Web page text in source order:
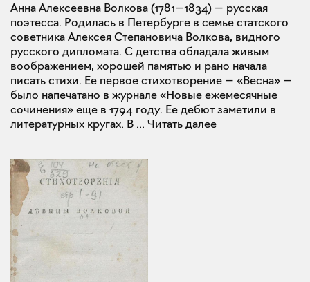
Анна Алексеевна Волкова (1781—1834) — русская
поэтесса. Родилась в Петербурге в семье статского
советника Алексея Степановича Волкова, видного
русского дипломата. С детства обладала живым
воображением, хорошей памятью и рано начала
писать стихи. Ее первое стихотворение — «Весна» —
было напечатано в журнале «Новые ежемесячные
сочинения» еще в 1794 году. Ее дебют заметили в
литературных кругах. В ... Читать далее